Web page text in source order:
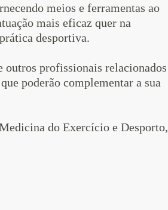
meios e ferramentas ao
mais eficaz quer na
desportiva.
outros profissionais relacionados
poderão complementar a sua
do Exercício e Desporto,